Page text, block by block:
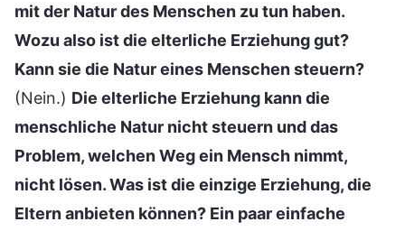
mit der Natur des Menschen zu tun haben.
Wozu also ist die elterliche Erziehung gut?
Kann sie die Natur eines Menschen steuern?
(Nein.) Die elterliche Erziehung kann die
menschliche Natur nicht steuern und das
Problem, welchen Weg ein Mensch nimmt,
nicht lösen. Was ist die einzige Erziehung, die
Eltern anbieten können? Ein paar einfache